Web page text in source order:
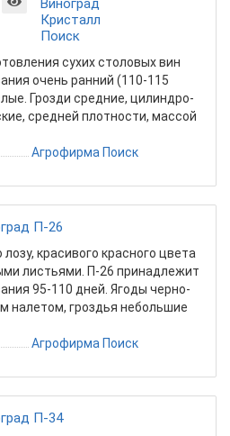
Виноград
Кристалл
Поиск
сухих столовых вин
очень ранний (110-115
Грозди средние, цилиндро-
средней плотности, массой
Агрофирма Поиск
П-26
красивого красного цвета
листьями. П-26 принадлежит
95-110 дней. Ягоды черно-
налетом, гроздья небольшие
Агрофирма Поиск
П-34